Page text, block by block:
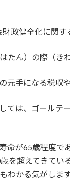
政健全化に関す
たん）の際（き
元手になる税収
ては、ゴールテ
命が65歳程度
を超えてきてい
わかる気がします